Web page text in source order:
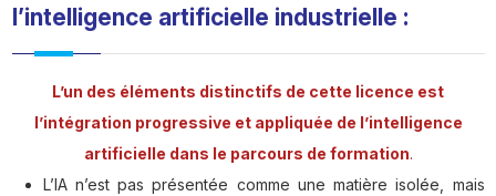
l’intelligence artificielle industrielle :
L’un des éléments distinctifs de cette licence est
l’intégration progressive et appliquée de l’intelligence
artificielle dans le parcours de formation.
L’IA n’est pas présentée comme une matière isolée, mais